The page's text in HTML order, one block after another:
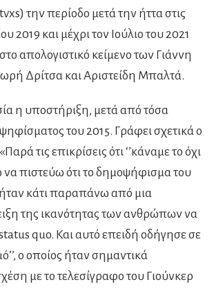
την περίοδο μετά την ήττα στις
2019 και μέχρι τον Ιούλιο του 2021
απολογιστικό κείμενο των Γιάννη
Δρίτσα και Αριστείδη Μπαλτά.
η υποστήριξη, μετά από τόσα
του 2015. Γράφει σχετικά ο
τις επικρίσεις ότι ‘’κάναμε το όχι
να πιστεύω ότι το δημοψήφισμα του
ήταν κάτι παραπάνω από μια
της ικανότητας των ανθρώπων να
quo. Και αυτό επειδή οδήγησε σε
ο οποίος ήταν σημαντικά
με το τελεσίγραφο του Γιούνκερ